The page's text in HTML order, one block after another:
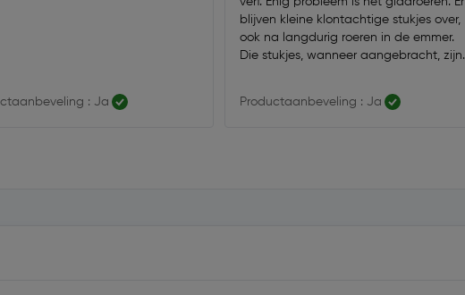
: Ja
blijven kleine klontachtige stukjes over,
ook na langdurig roeren in de emmer.
Die stukjes, wanneer aangebracht, zijn
Maar dat laatste is wel steeds
onhandig, daarom 3 sterren.
Productaanbeveling : Ja